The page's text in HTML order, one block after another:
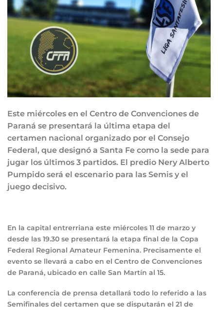
Este miércoles en el Centro de Convenciones de
Paraná se presentará la última etapa del
certamen nacional organizado por el Consejo
Federal, que designó a Santa Fe como la sede para
jugar los últimos 3 partidos. El predio Nery Alberto
Pumpido será el escenario para las Semis y el
juego decisivo.
En la capital entrerriana este miércoles 11 de marzo y
desde las 19.30 se presentará la etapa final de la Copa
Federal Regional Amateur Femenina. Precisamente el
evento se llevará a cabo en el Centro de Convenciones
de Paraná, ubicado en calle San Martín al 15.
La conferencia de prensa detallará todo lo referido a las
Semifinales del certamen que se disputarán el 21 de